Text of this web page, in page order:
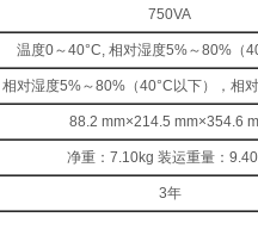
750VA
温度0～40°C, 相对湿度5%～80%（
对湿度5%～80%（40°C以下），相
88.2 mm×214.5 mm×354.6
净重：7.10kg 装运重量：
3年